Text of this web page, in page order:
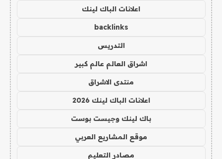
اعلانات الباك لينك
backlinks
التدريس
اشراق العالم عالم كبير
منتدى الاشراق
اعلانات الباك لينك 2026
باك لينك وجيست بوست
موقع المشاريع العربي
مصادر التعليم